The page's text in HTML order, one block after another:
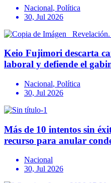
Nacional, Política
30, Jul 2026
Keio Fujimori descarta
laboral y defiende el
Nacional, Política
30, Jul 2026
Más de 10 intentos sin
recurso para anular
Nacional
30, Jul 2026